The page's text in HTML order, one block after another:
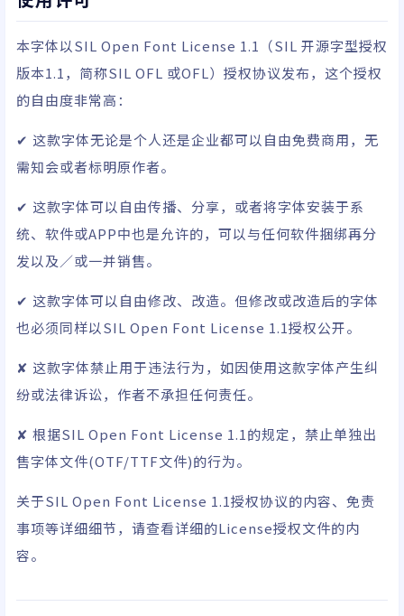
本字体以SIL Open Font License 1.1 （SIL 开源字型授权
版本1.1，简称SIL OFL 或OFL）授权协议发布，这个授权
的自由度非常高：
✔ 这款字体无论是个人还是企业都可以自由免费商用，无
需知会或者标明原作者。
✔ 这款字体可以自由传播、分享，或者将字体安装于系
统、软件或APP中也是允许的，可以与任何软件捆绑再分
发以及／或一并销售。
✔ 这款字体可以自由修改、改造。但修改或改造后的字体
也必须同样以SIL Open Font License 1.1授权公开。
✘ 这款字体禁止用于违法行为，如因使用这款字体产生纠
纷或法律诉讼，作者不承担任何责任。
✘ 根据SIL Open Font License 1.1的规定，禁止单独出
售字体文件(OTF/TTF文件)的行为。
关于SIL Open Font License 1.1授权协议的内容、免责
事项等详细细节，请查看详细的License授权文件的内
容。